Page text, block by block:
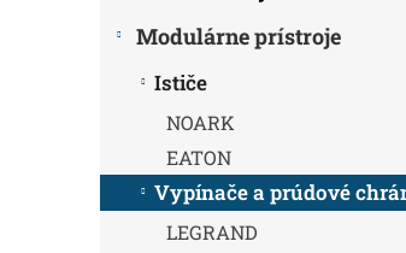
Modulárne prístroje
Ističe
NOARK
EATON
Vypínače a prúdové
LEGRAND